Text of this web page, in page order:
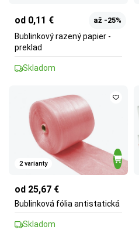
od 0,11 € až -25%
Bublinkový razený papier -
preklad
Skladom
2 varianty
od 25,67 €
Bublinková fólia antistatická
Skladom